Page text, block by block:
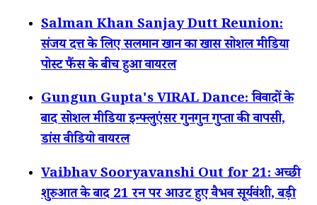
Salman Khan Sanjay Dutt Reunion:
संजय दत्त के लिए सलमान खान का खास सोशल मीडिया
पोस्ट फैंस के बीच हुआ वायरल
Gungun Gupta's VIRAL Dance: विवादों के
बाद सोशल मीडिया इन्फ्लुएंसर गुनगुन गुप्ता की वापसी,
डांस वीडियो वायरल
Vaibhav Sooryavanshi Out for 21: अच्छी
शुरुआत के बाद 21 रन पर आउट हुए वैभव सूर्यवंशी, बड़ी